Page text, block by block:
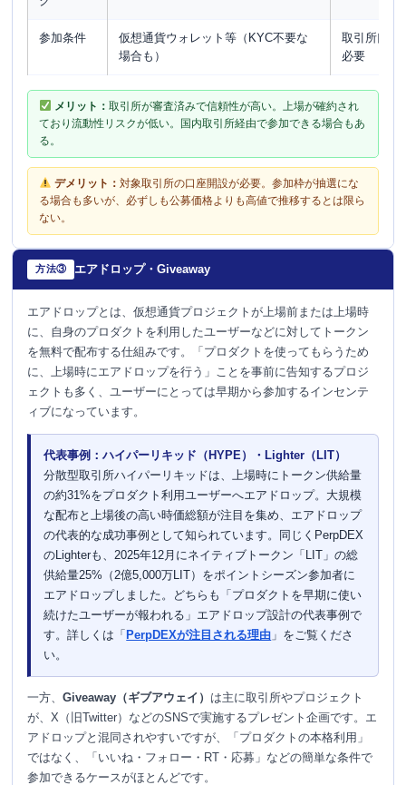
参加条件
仮想通貨ウォレット等（KYC不要な
場合も）
取引所口座
必要
メリット： 取引所が審査済みで信頼性が高い。上場が確約され
ており流動性リスクが低い。国内取引所経由で参加できる場合もあ
る。
デメリット： 対象取引所の口座開設が必要。参加枠が抽選にな
る場合も多いが、必ずしも公募価格よりも高値で推移するとは限ら
ない。
方法③ エアドロップ・Giveaway
エアドロップとは、仮想通貨プロジェクトが上場前または上場時
に、自身のプロダクトを利用したユーザーなどに対してトークン
を無料で配布する仕組みです。「プロダクトを使ってもらうため
に、上場時にエアドロップを行う」ことを事前に告知するプロジ
ェクトも多く、ユーザーにとっては早期から参加するインセンテ
ィブになっています。
代表事例：ハイパーリキッド（HYPE）・Lighter（LIT）
分散型取引所ハイパーリキッドは、上場時にトークン供給量
の約31%をプロダクト利用ユーザーへエアドロップ。大規模
な配布と上場後の高い時価総額が注目を集め、エアドロップ
の代表的な成功事例として知られています。同じくPerpDEX
のLighterも、2025年12月にネイティブトークン「LIT」の総
供給量25%（2億5,000万LIT）をポイントシーズン参加者に
エアドロップしました。どちらも「プロダクトを早期に使い
続けたユーザーが報われる」エアドロップ設計の代表事例で
す。詳しくは「PerpDEXが注目される理由 」をご覧くださ
い。
一方、Giveaway（ギブアウェイ） は主に取引所やプロジェクト
が、X（旧Twitter）などのSNSで実施するプレゼント企画です。エ
アドロップと混同されやすいですが、「プロダクトの本格利用」
ではなく、「いいね・フォロー・RT・応募」などの簡単な条件で
参加できるケースがほとんどです。